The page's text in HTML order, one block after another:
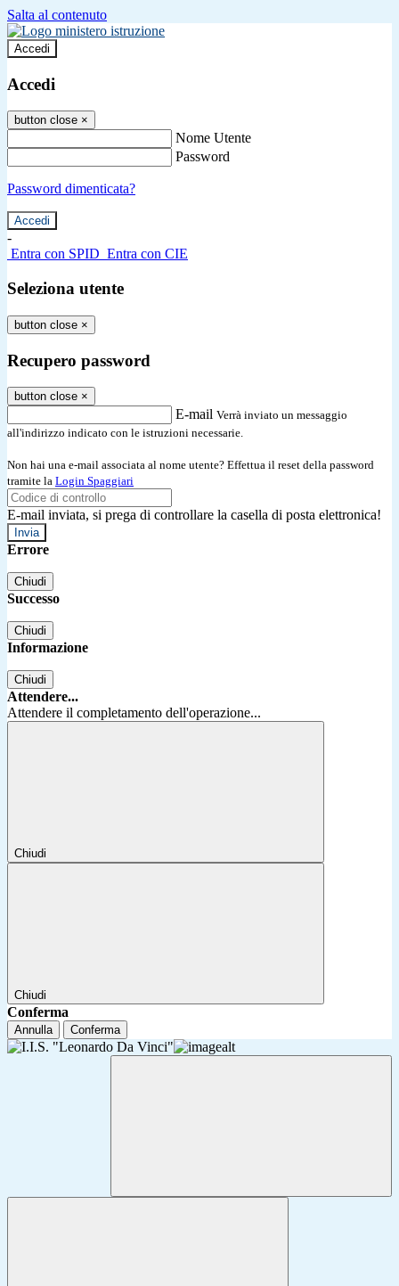
Salta al contenuto
Accedi
Accedi
button close ×
Nome Utente
Password
Password dimenticata?
-
Entra con SPID Entra con CIE
Seleziona utente
button close ×
Recupero password
button close ×
E-mail Verrà inviato un messaggio
all'indirizzo indicato con le istruzioni necessarie.
Non hai una e-mail associata al nome utente? Effettua il reset della password
tramite la Login Spaggiari
E-mail inviata, si prega di controllare la casella di posta elettronica!
Errore
Chiudi
Successo
Chiudi
Informazione
Chiudi
Attendere...
Attendere il completamento dell'operazione...
Chiudi
Chiudi
Conferma
Annulla Conferma